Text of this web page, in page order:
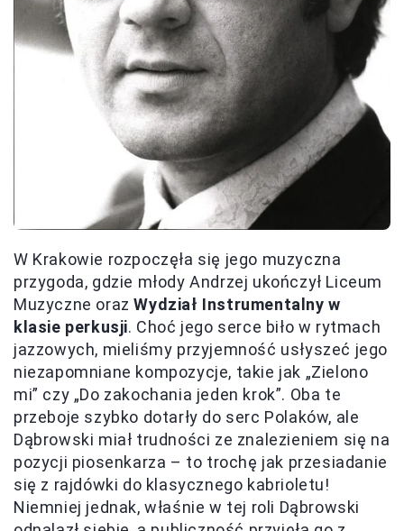
W Krakowie rozpoczęła się jego muzyczna
przygoda, gdzie młody Andrzej ukończył Liceum
Muzyczne orazWydział Instrumentalny w
klasie perkusji. Choć jego serce biło w rytmach
jazzowych, mieliśmy przyjemność usłyszeć jego
niezapomniane kompozycje, takie jak „Zielono
mi” czy „Do zakochania jeden krok”. Oba te
przeboje szybko dotarły do serc Polaków, ale
Dąbrowski miał trudności ze znalezieniem się na
pozycji piosenkarza – to trochę jak przesiadanie
się z rajdówki do klasycznego kabrioletu!
Niemniej jednak, właśnie w tej roli Dąbrowski